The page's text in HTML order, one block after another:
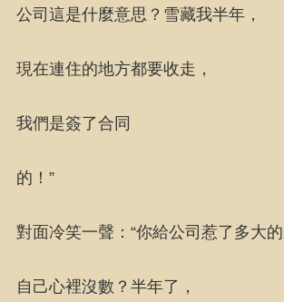
公司這是什麼意思？雪藏我半年，
現在連住的地方都要收走，
我們是簽了合同
的！”
對面冷笑一聲：“你給公司惹了多大的
自己心裡沒數？半年了，